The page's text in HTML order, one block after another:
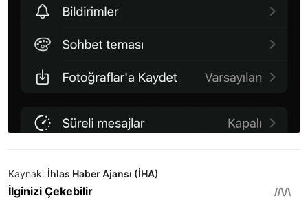
Kaynak: İhlas Haber Ajansı (İHA)